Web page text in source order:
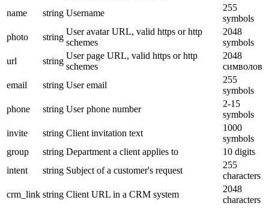
name string Username
255
symbols
photo
string
User avatar URL, valid https or http
schemes
2048
symbols
url
string
User page URL, valid https or http
schemes
2048
символов
email
string User email
255
symbols
phone
string User phone number
2-15
symbols
invite
string Client invitation text
1000
symbols
group
string Department a client applies to
10 digits
intent
string Subject of a customer's request
255
characters
crm_link string Client URL in a CRM system
2048
characters